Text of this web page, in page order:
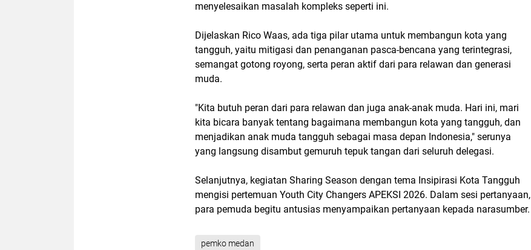
menyelesaikan masalah kompleks seperti ini.
Dijelaskan Rico Waas, ada tiga pilar utama untuk membangun kota yang
tangguh, yaitu mitigasi dan penanganan pasca-bencana yang terintegrasi,
semangat gotong royong, serta peran aktif dari para relawan dan generasi
muda.
"Kita butuh peran dari para relawan dan juga anak-anak muda. Hari ini, mari
kita bicara banyak tentang bagaimana membangun kota yang tangguh, dan
menjadikan anak muda tangguh sebagai masa depan Indonesia," serunya
yang langsung disambut gemuruh tepuk tangan dari seluruh delegasi.
Selanjutnya, kegiatan Sharing Season dengan tema Insipirasi Kota Tangguh
mengisi pertemuan Youth City Changers APEKSI 2026. Dalam sesi pertanyaan,
para pemuda begitu antusias menyampaikan pertanyaan kepada narasumber.
pemko medan